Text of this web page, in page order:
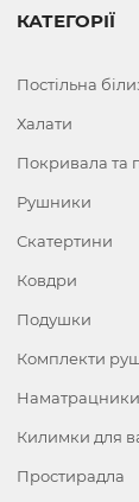
КАТЕГОРІЇ
Постільна
Халати
Покривала та
Рушники
Скатертини
Ковдри
Подушки
Комплекти
Наматрацники
Килимки для
Простирадла